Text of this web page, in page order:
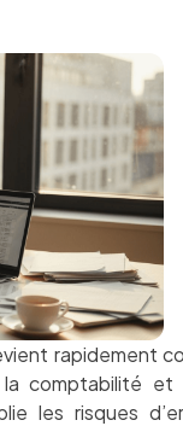
rapidement
comptabilité et
les risques